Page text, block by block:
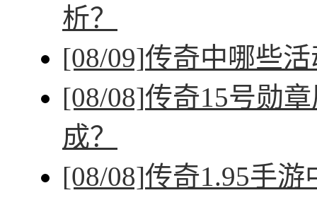
析？
[08/09]传奇中哪些
[08/08]传奇15号勋
成？
[08/08]传奇1.95手